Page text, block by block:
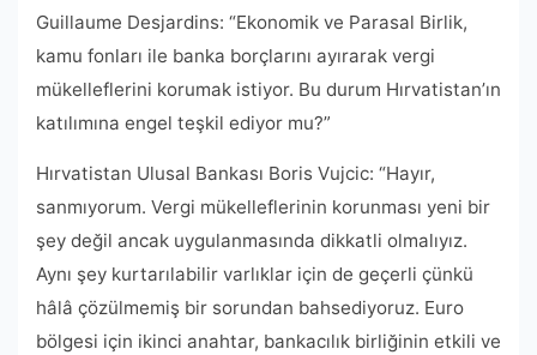
Guillaume Desjardins: “Ekonomik ve Parasal Birlik,
kamu fonları ile banka borçlarını ayırarak vergi
mükelleflerini korumak istiyor. Bu durum Hırvatistan’ın
katılımına engel teşkil ediyor mu?”
Hırvatistan Ulusal Bankası Boris Vujcic: “Hayır,
sanmıyorum. Vergi mükelleflerinin korunması yeni bir
şey değil ancak uygulanmasında dikkatli olmalıyız.
Aynı şey kurtarılabilir varlıklar için de geçerli çünkü
hâlâ çözülmemiş bir sorundan bahsediyoruz. Euro
bölgesi için ikinci anahtar, bankacılık birliğinin etkili ve